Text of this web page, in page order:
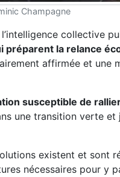
Champagne
collective
préparent la relance
affirmée et une
susceptible de
une transition verte
existent et sont
nécessaires pour y